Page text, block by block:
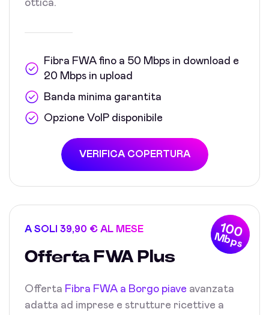
ottica.
Fibra FWA fino a 50 Mbps in download e
20 Mbps in upload
Banda minima garantita
Opzione VoIP disponibile
VERIFICA COPERTURA
100
Mbps
A SOLI 39,90 € AL MESE
Offerta FWA Plus
Offerta Fibra FWA a Borgo piave avanzata
adatta ad imprese e strutture ricettive a